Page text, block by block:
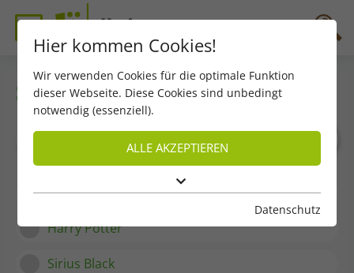
Schüler*in-Podcast März 2026
Wie heißt Idas Haustier?
Ron Weasley
Harry Potter
Sirius Black
Hier kommen Cookies!
Wir verwenden Cookies für die optimale Funktion
dieser Webseite. Diese Cookies sind unbedingt
notwendig (essenziell).
ALLE AKZEPTIEREN
Datenschutz